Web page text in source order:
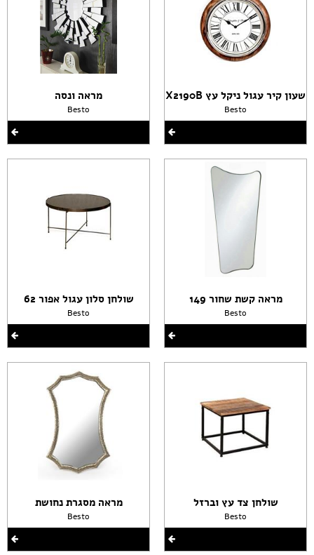
שעון קיר עגול ניקל עץ X2190B
Besto
מראה קשת שחור 149
Besto
שולחן צד עץ וברזל
Besto
מראה ונסה
Besto
שולחן סלון עגול אפור 62
Besto
מראה מסגרת נחושת
Besto